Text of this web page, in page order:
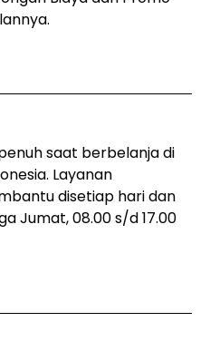
saat berbelanja di
Layanan
disetiap hari dan
Jumat, 08.00 s/d 17.00